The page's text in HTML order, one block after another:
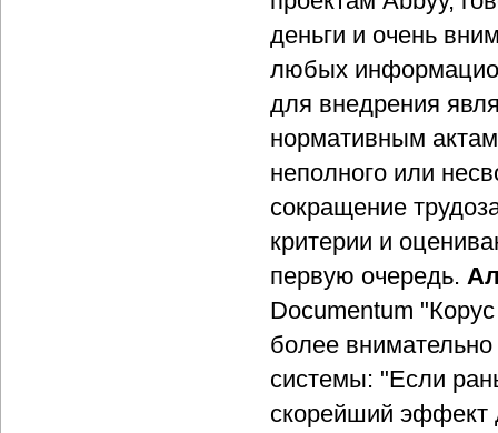
деньги и очень
любых
для внедрения
нормативным
неполного или
сокращение
критерии и
первую очередь.
Documentum
более
системы: "Если
скорейший эффект